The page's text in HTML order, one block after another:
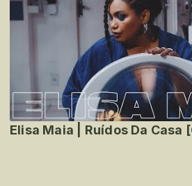
Elisa Maia | Ruídos Da Casa